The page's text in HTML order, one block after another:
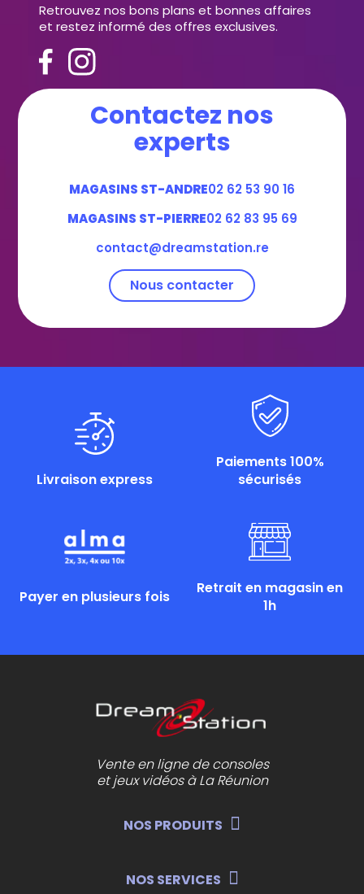
Retrouvez nos bons plans et bonnes affaires
et restez informé des offres exclusives.
Contactez nos
experts
MAGASINS ST-ANDRE02 62 53 90 16
MAGASINS ST-PIERRE02 62 83 95 69
contact@dreamstation.re
Nous contacter
Livraison express
Paiements 100%
sécurisés
Payer en plusieurs fois
Retrait en magasin en
1h
Vente en ligne de consoles
et jeux vidéos à La Réunion
NOS PRODUITS
NOS SERVICES